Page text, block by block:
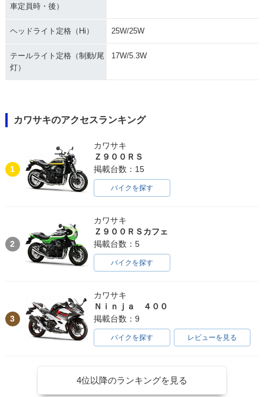
車定員時・後）
ヘッドライト定格（Hi） 25W/25W
テールライト定格（制動/尾
灯）
17W/5.3W
カワサキのアクセスランキング
1
カワサキ
Ｚ９００ＲＳ
掲載台数：15
バイクを探す
2
カワサキ
Ｚ９００ＲＳカフェ
掲載台数：5
バイクを探す
3
カワサキ
Ｎｉｎｊａ ４００
掲載台数：9
バイクを探す レビューを見る
4位以降のランキングを見る